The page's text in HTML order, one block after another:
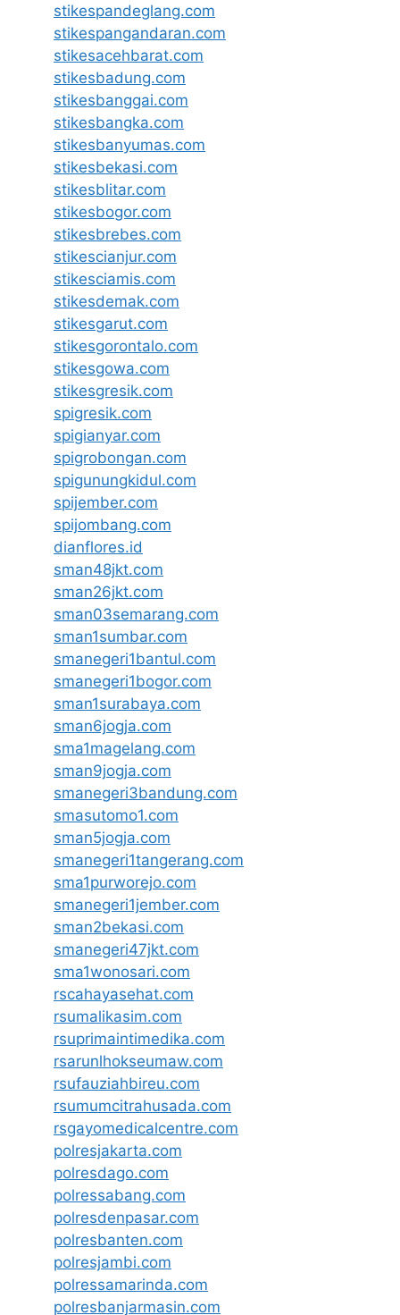
stikespandeglang.com
stikespangandaran.com
stikesacehbarat.com
stikesbadung.com
stikesbanggai.com
stikesbangka.com
stikesbanyumas.com
stikesbekasi.com
stikesblitar.com
stikesbogor.com
stikesbrebes.com
stikescianjur.com
stikesciamis.com
stikesdemak.com
stikesgarut.com
stikesgorontalo.com
stikesgowa.com
stikesgresik.com
spigresik.com
spigianyar.com
spigrobongan.com
spigunungkidul.com
spijember.com
spijombang.com
dianflores.id
sman48jkt.com
sman26jkt.com
sman03semarang.com
sman1sumbar.com
smanegeri1bantul.com
smanegeri1bogor.com
sman1surabaya.com
sman6jogja.com
sma1magelang.com
sman9jogja.com
smanegeri3bandung.com
smasutomo1.com
sman5jogja.com
smanegeri1tangerang.com
sma1purworejo.com
smanegeri1jember.com
sman2bekasi.com
smanegeri47jkt.com
sma1wonosari.com
rscahayasehat.com
rsumalikasim.com
rsuprimaintimedika.com
rsarunlhokseumaw.com
rsufauziahbireu.com
rsumumcitrahusada.com
rsgayomedicalcentre.com
polresjakarta.com
polresdago.com
polressabang.com
polresdenpasar.com
polresbanten.com
polresjambi.com
polressamarinda.com
polresbanjarmasin.com